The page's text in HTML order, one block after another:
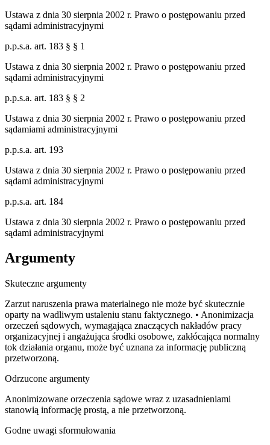
Ustawa z dnia 30 sierpnia 2002 r. Prawo o postępowaniu przed
sądami administracyjnymi
p.p.s.a. art. 183 § § 1
Ustawa z dnia 30 sierpnia 2002 r. Prawo o postępowaniu przed
sądami administracyjnymi
p.p.s.a. art. 183 § § 2
Ustawa z dnia 30 sierpnia 2002 r. Prawo o postępowaniu przed
sądamiami administracyjnymi
p.p.s.a. art. 193
Ustawa z dnia 30 sierpnia 2002 r. Prawo o postępowaniu przed
sądami administracyjnymi
p.p.s.a. art. 184
Ustawa z dnia 30 sierpnia 2002 r. Prawo o postępowaniu przed
sądami administracyjnymi
Argumenty
Skuteczne argumenty
Zarzut naruszenia prawa materialnego nie może być skutecznie
oparty na wadliwym ustaleniu stanu faktycznego. • Anonimizacja
orzeczeń sądowych, wymagająca znaczących nakładów pracy
organizacyjnej i angażująca środki osobowe, zakłócająca normalny
tok działania organu, może być uznana za informację publiczną
przetworzoną.
Odrzucone argumenty
Anonimizowane orzeczenia sądowe wraz z uzasadnieniami
stanowią informację prostą, a nie przetworzoną.
Godne uwagi sformułowania